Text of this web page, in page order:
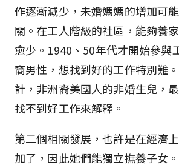
作逐漸減少，未婚媽媽的增加可
關。在工人階級的社區，能夠養
愈少。1940、50年代才開始參與
裔男性，想找到好的工作特別難
計，非洲裔美國人的非婚生兒，
找不到好工作來解釋。
第二個相關發展，也許是在經濟
加了，因此她們能獨立撫養子女